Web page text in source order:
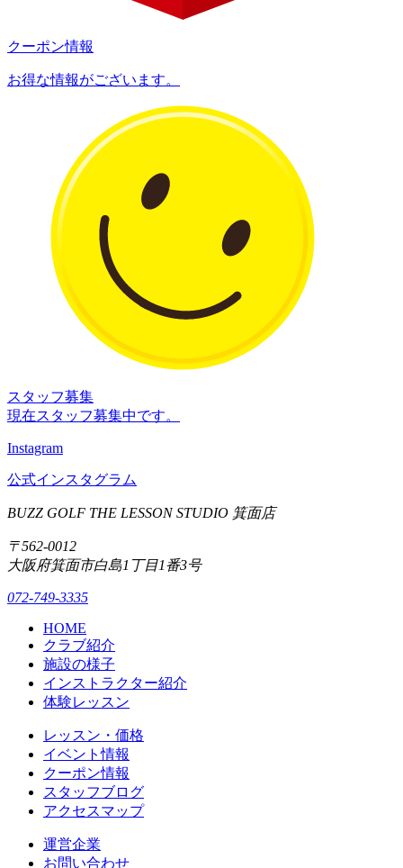
クーポン情報
お得な情報がございます。
スタッフ募集
現在スタッフ募集中です。
Instagram
公式インスタグラム
BUZZ GOLF THE LESSON STUDIO 箕面店
〒562-0012
大阪府箕面市白島1丁目1番3号
072-749-3335
HOME
クラブ紹介
施設の様子
インストラクター紹介
体験レッスン
レッスン・価格
イベント情報
クーポン情報
スタッフブログ
アクセスマップ
運営企業
お問い合わせ